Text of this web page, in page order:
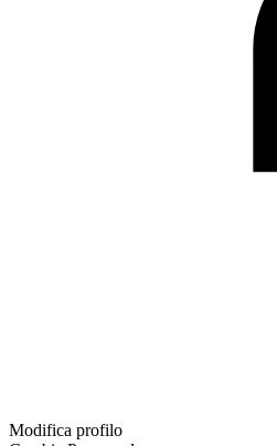
Modifica profilo